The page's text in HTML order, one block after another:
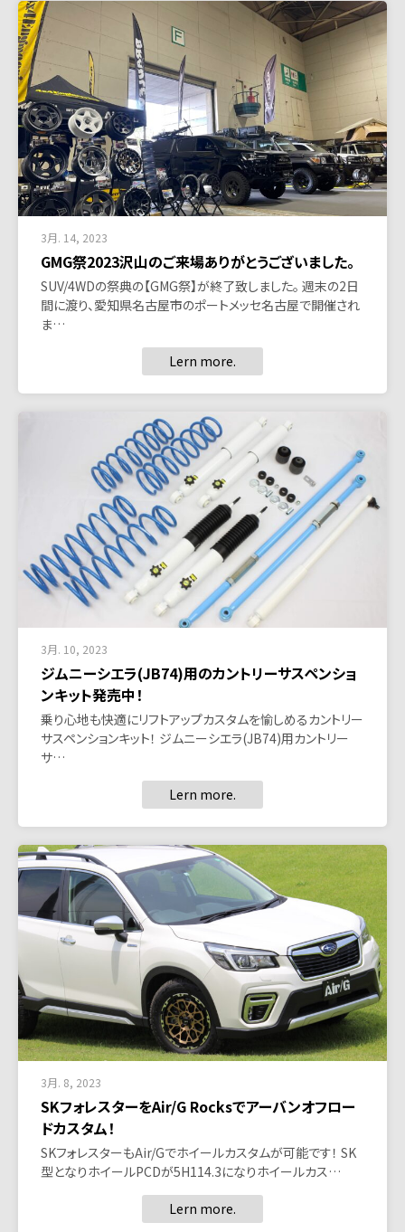
3月. 14, 2023
GMG祭2023沢山のご来場ありがとうございました。
SUV/4WDの祭典の【GMG祭】が終了致しました。 週末の2日
間に渡り、愛知県名古屋市のポートメッセ名古屋で開催され
ま…
Lern more.
3月. 10, 2023
ジムニーシエラ(JB74)用のカントリーサスペンショ
ンキット発売中！
乗り心地も快適にリフトアップカスタムを愉しめるカントリー
サスペンションキット！ ジムニーシエラ(JB74)用カントリー
サ…
Lern more.
3月. 8, 2023
SKフォレスターをAir/G Rocksでアーバンオフロー
ドカスタム！
SKフォレスターもAir/Gでホイールカスタムが可能です！ SK
型となりホイールPCDが5H114.3になりホイールカス…
Lern more.